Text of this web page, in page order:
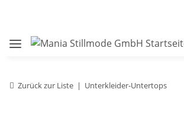
Zurück zur Liste Unterkleider-Untertops